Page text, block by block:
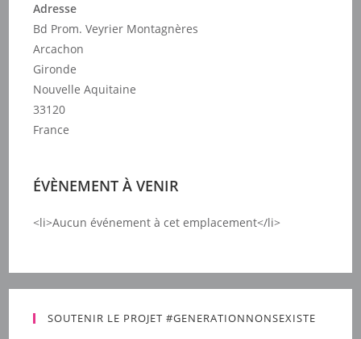
Adresse
Bd Prom. Veyrier Montagnères
Arcachon
Gironde
Nouvelle Aquitaine
33120
France
ÉVÈNEMENT À VENIR
<li>Aucun événement à cet emplacement</li>
SOUTENIR LE PROJET #GENERATIONNONSEXISTE